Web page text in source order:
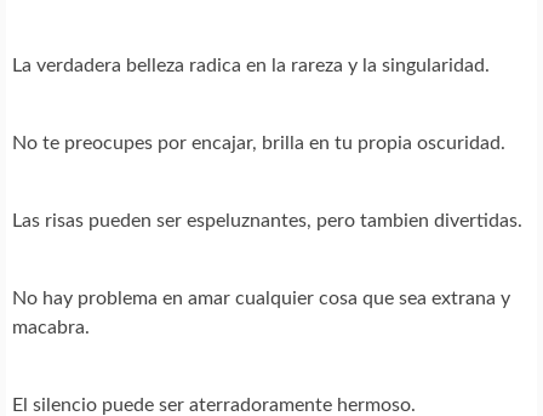
La verdadera belleza radica en la rareza y la singularidad.
No te preocupes por encajar, brilla en tu propia oscuridad.
Las risas pueden ser espeluznantes, pero tambien divertidas.
No hay problema en amar cualquier cosa que sea extrana y
macabra.
El silencio puede ser aterradoramente hermoso.